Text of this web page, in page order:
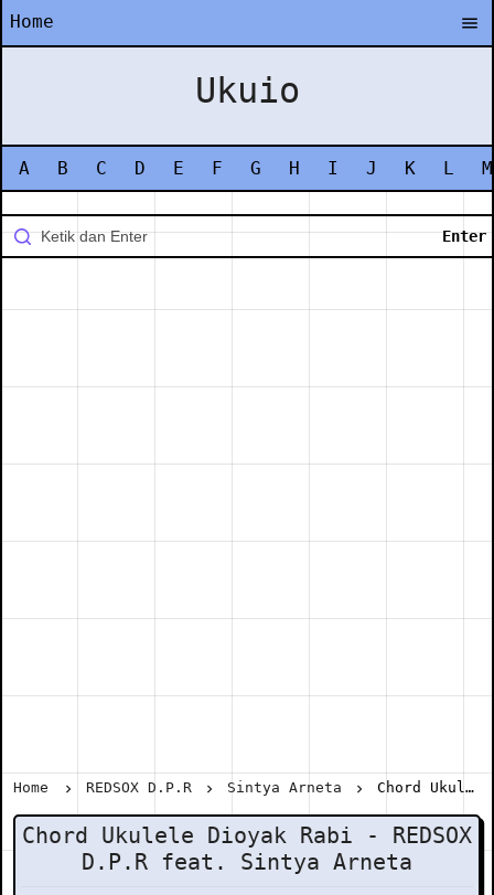
Home
Ukuio
A B C D E F G H I J K L M
Home REDSOX D.P.R Sintya Arneta Chord Ukulele Dioyak Rabi - REDSOX D.P.R feat. Sintya Arneta
Chord Ukulele Dioyak Rabi - REDSOX
D.P.R feat. Sintya Arneta